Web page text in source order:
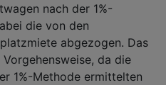
nach der 1%-
die von den
abgezogen. Das
da die
1%-Methode ermittelten